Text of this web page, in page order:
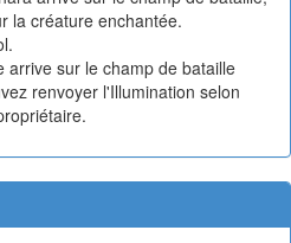
la créature enchantée.
arrive sur le champ de bataille
renvoyer l'Illumination selon